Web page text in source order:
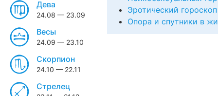
Дева
24.08 — 23.09
Весы
24.09 — 23.10
Скорпион
24.10 — 22.11
Стрелец
Эротический гороскоп
Опора и спутники в